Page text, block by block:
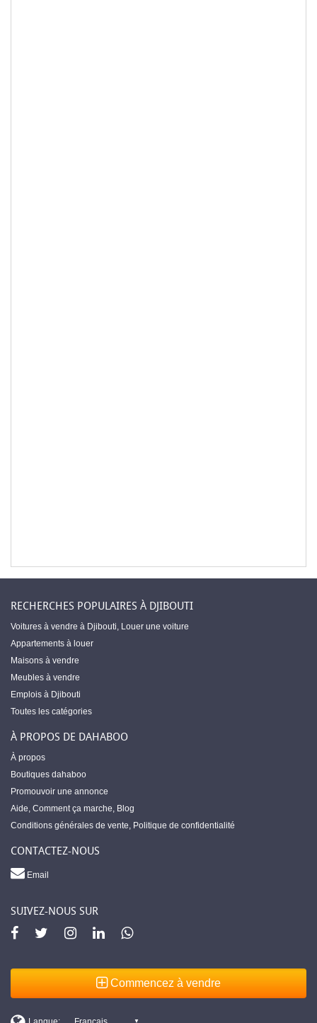
RECHERCHES POPULAIRES À DJIBOUTI
Voitures à vendre à Djibouti, Louer une voiture
Appartements à louer
Maisons à vendre
Meubles à vendre
Emplois à Djibouti
Toutes les catégories
À PROPOS DE DAHABOO
À propos
Boutiques dahaboo
Promouvoir une annonce
Aide, Comment ça marche, Blog
Conditions générales de vente, Politique de confidentialité
CONTACTEZ-NOUS
Email
SUIVEZ-NOUS SUR
Commencez à vendre